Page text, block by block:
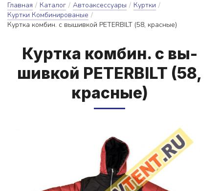
Главная / Каталог / Автоаксессуары / Куртки /
Куртки Комбинированые /
Куртка комбин. с вышивкой PETERBILT (58, красные)
Кур­тка ком­бин. с вы­
шив­кой PETERBILT (58,
крас­ные)